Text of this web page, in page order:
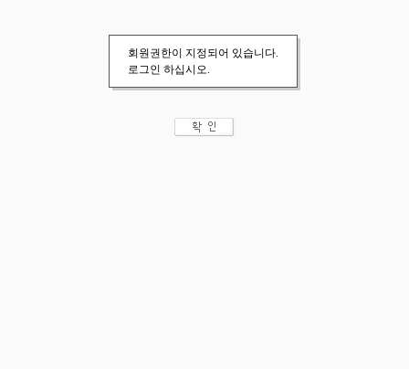
회원권한이 지정되어 있습니다.
로그인 하십시오.